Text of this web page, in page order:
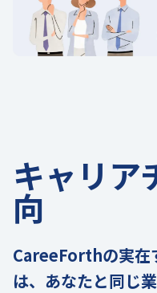
キャリア
向
CareeForthの実在
は、あなたと同じ